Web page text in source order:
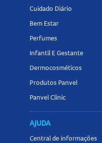
Cuidado Diário
Bem Estar
Perfumes
Infantil E Gestante
Dermocosméticos
Produtos Panvel
Panvel Clinic
AJUDA
Central de informações